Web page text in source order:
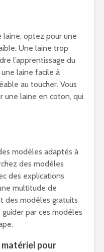
laine, optez pour une
Une laine trop
l’apprentissage du
laine facile à
au toucher. Vous
une laine en coton, qui
modèles adaptés à
des modèles
des explications
multitude de
des modèles gratuits
par ces modèles
matériel pour